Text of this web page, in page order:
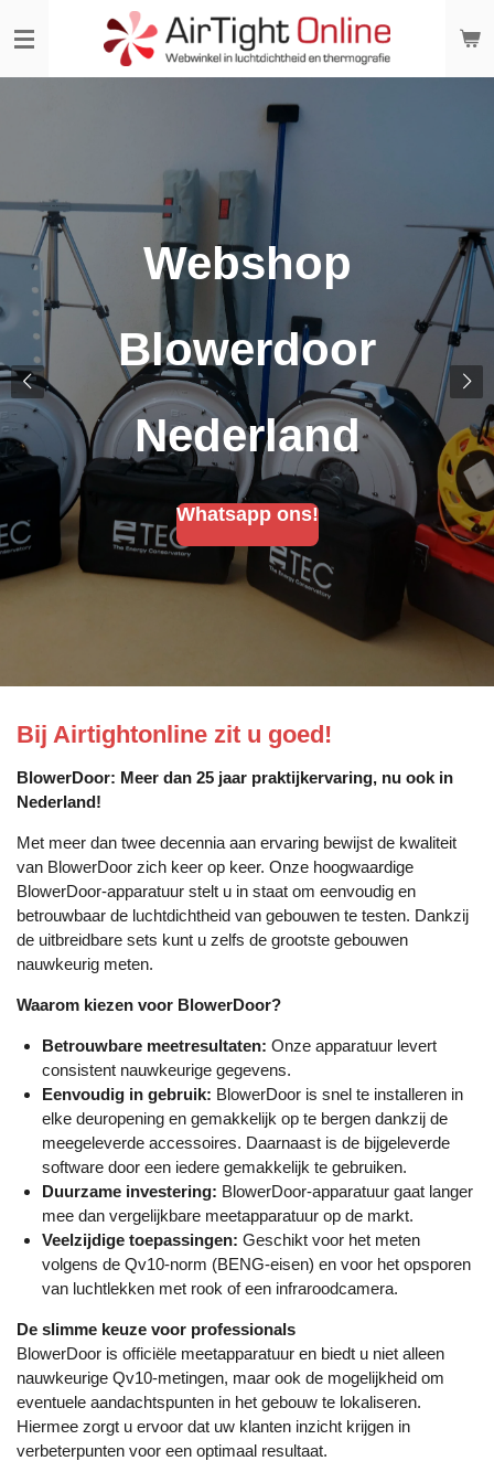
direct
Webshop
Blowerdoor
Nederland
Whatsapp ons!
Bij Airtightonline zit u goed!
BlowerDoor: Meer dan 25 jaar praktijkervaring, nu ook in
Nederland!
Met meer dan twee decennia aan ervaring bewijst de kwaliteit
van BlowerDoor zich keer op keer. Onze hoogwaardige
BlowerDoor-apparatuur stelt u in staat om eenvoudig en
betrouwbaar de luchtdichtheid van gebouwen te testen. Dankzij
de uitbreidbare sets kunt u zelfs de grootste gebouwen
nauwkeurig meten.
Waarom kiezen voor BlowerDoor?
Betrouwbare meetresultaten: Onze apparatuur levert
consistent nauwkeurige gegevens.
Eenvoudig in gebruik: BlowerDoor is snel te installeren in
elke deuropening en gemakkelijk op te bergen dankzij de
meegeleverde accessoires. Daarnaast is de bijgeleverde
software door een iedere gemakkelijk te gebruiken.
Duurzame investering: BlowerDoor-apparatuur gaat langer
mee dan vergelijkbare meetapparatuur op de markt.
Veelzijdige toepassingen: Geschikt voor het meten
volgens de Qv10-norm (BENG-eisen) en voor het opsporen
van luchtlekken met rook of een infraroodcamera.
De slimme keuze voor professionals
BlowerDoor is officiële meetapparatuur en biedt u niet alleen
nauwkeurige Qv10-metingen, maar ook de mogelijkheid om
eventuele aandachtspunten in het gebouw te lokaliseren.
Hiermee zorgt u ervoor dat uw klanten inzicht krijgen in
verbeterpunten voor een optimaal resultaat.